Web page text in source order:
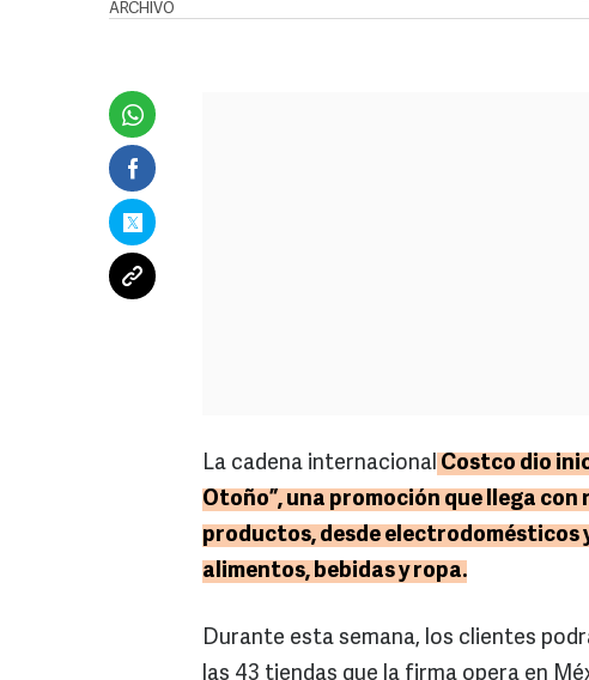
ARCHIVO
La cadena internacional Costco dio
Otoño”, una promoción que llega
productos, desde electrodomésticos
alimentos, bebidas y ropa.
Durante esta semana, los clientes
las 43 tiendas que la firma opera en